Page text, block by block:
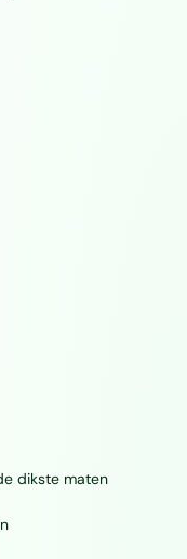
dikste maten